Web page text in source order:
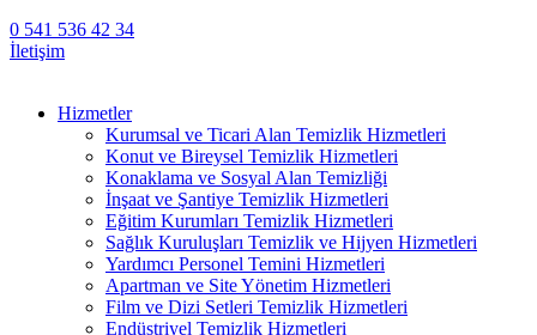
0 541 536 42 34
İletişim
Hizmetler
Kurumsal ve Ticari Alan Temizlik Hizmetleri
Konut ve Bireysel Temizlik Hizmetleri
Konaklama ve Sosyal Alan Temizliği
İnşaat ve Şantiye Temizlik Hizmetleri
Eğitim Kurumları Temizlik Hizmetleri
Sağlık Kuruluşları Temizlik ve Hijyen Hizmetleri
Yardımcı Personel Temini Hizmetleri
Apartman ve Site Yönetim Hizmetleri
Film ve Dizi Setleri Temizlik Hizmetleri
Endüstriyel Temizlik Hizmetleri